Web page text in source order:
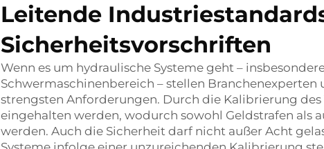
Leitende
Sicherheitsvorschriften
Wenn es um hydraulische Systeme geht –
Schwermaschinenbereich – stellen
strengsten Anforderungen. Durch die Kalibrierung
eingehalten werden, wodurch sowohl Geldstrafen als
werden. Auch die Sicherheit darf nicht außer Acht